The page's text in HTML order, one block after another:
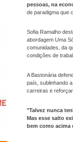
pessoas, na
de paradigma que
Sofia Ramalho
abordagem Uma
comunidades, da
condições de
A Bastonária
país, sublinhando
carreiras e
"Talvez nunca
Mas esse salto
bem como